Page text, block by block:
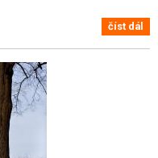
číst dál